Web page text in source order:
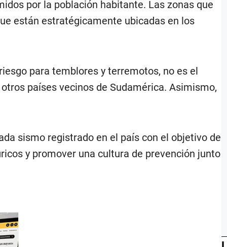
por la población habitante. Las zonas que
están estratégicamente ubicadas en los
para temblores y terremotos, no es el
países vecinos de Sudamérica. Asimismo,
sismo registrado en el país con el objetivo de
y promover una cultura de prevención junto